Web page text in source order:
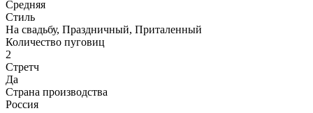
Средняя
Стиль
На свадьбу, Праздничный, Приталенный
Количество пуговиц
2
Стретч
Да
Страна производства
Россия